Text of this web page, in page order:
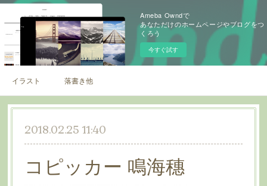
Ameba Owndで
あなただけのホームページやブログをつ
くろう
今すぐ試す
イラスト 落書き他
2018.02.25 11:40
コピッカー 鳴海穗